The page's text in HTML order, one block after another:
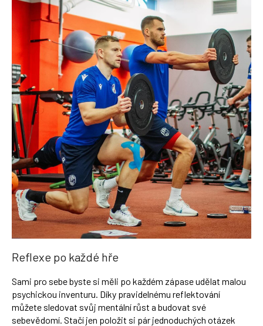
Reflexe po každé hře
Sami pro sebe byste si měli po každém zápase udělat malou
psychickou inventuru. Díky pravidelnému reflektování
můžete sledovat svůj mentální růst a budovat své
sebevědomí. Stačí jen položit si pár jednoduchých otázek